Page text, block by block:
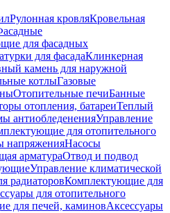
Рулонная кровляКровельная
для фасадных
для фасадаКлинкерная
камень для наружной
котлыГазовые
Отопительные печиБанные
отопления, батареиТеплый
антиобледененияУправление
для отопительного
напряженияНасосы
арматураОтвод и подвод
Управление климатической
радиаторовКомплектующие для
для отопительного
для печей, каминовАксессуары